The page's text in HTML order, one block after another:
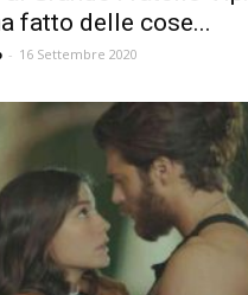
fatto delle cose...
- 16 Settembre 2020